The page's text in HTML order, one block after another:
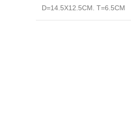
D=14.5X12.5CM. T=6.5CM